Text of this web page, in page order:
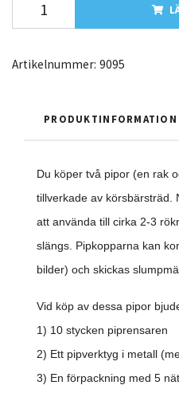
Artikelnummer: 9095
PRODUKTINFORMATION
Du köper två pipor (en rak
tillverkade av körsbärsträd.
att använda till cirka 2-3
slängs. Pipkopparna kan
bilder) och skickas
Vid köp av dessa pipor
1) 10 stycken piprensaren
2) Ett pipverktyg i metall
3) En förpackning med 5